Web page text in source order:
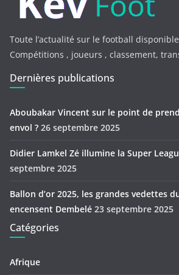
Toute l’actualité sur le football
Compétitions , joueurs , classement,
Dernières publications
Aboubakar Vincent sur le point de
envol ? 26 septembre 2025
Didier Lamkel Zé illumine la Super
septembre 2025
Ballon d’or 2025, les grandes vedettes
encensent Dembelé 23 septembre 2025
Catégories
Afrique